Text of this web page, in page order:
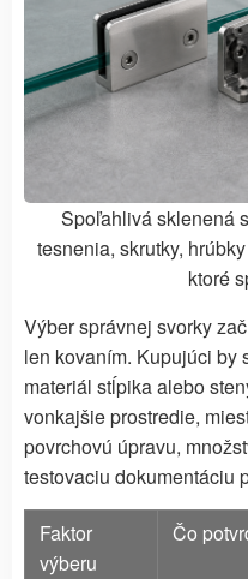
Spoľahlivá sklenená
tesnenia, skrutky,
ktoré
Výber správnej svorky
len kovaním. Kupujúci by
materiál stĺpika alebo
vonkajšie prostredie,
povrchovú úpravu,
testovaciu dokumentáciu
Faktor
výberu
Čo